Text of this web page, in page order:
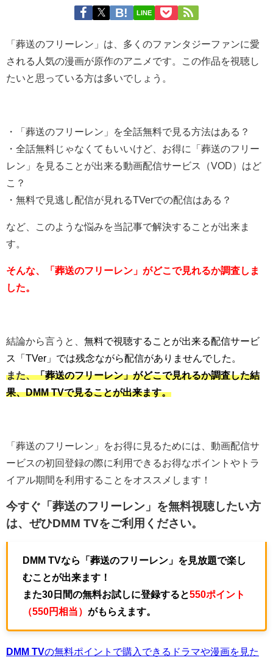
LINE
「葬送のフリーレン」は、多くのファンタジーファンに愛
される人気の漫画が原作のアニメです。この作品を視聴し
たいと思っている方は多いでしょう。
・「葬送のフリーレン」を全話無料で見る方法はある？
・全話無料じゃなくてもいいけど、お得に「葬送のフリー
レン」を見ることが出来る動画配信サービス（VOD）はど
こ？
・無料で見逃し配信が見れるTVerでの配信はある？
など、このような悩みを当記事で解決することが出来ま
す。
そんな、「葬送のフリーレン」がどこで見れるか調査しま
した。
結論から言うと、 無料で視聴することが出来る配信サービ
ス「TVer」では残念ながら配信がありませんでした。
また、「葬送のフリーレン」がどこで見れるか調査した結
果、DMM TVで見ることが出来ます。
「葬送のフリーレン」をお得に見るためには、動画配信サ
ービスの初回登録の際に利用できるお得なポイントやトラ
イアル期間を利用することをオススメします！
今すぐ「葬送のフリーレン」を無料視聴したい方
は、ぜひ DMM TVをご利用ください。
DMM TVなら「葬送のフリーレン」を見放題で楽し
むことが出来ます！
また30日間の無料お試しに登録すると550ポイント
（550円相当） がもらえます。
DMM TVの無料ポイントで購入できるドラマや漫画を見た